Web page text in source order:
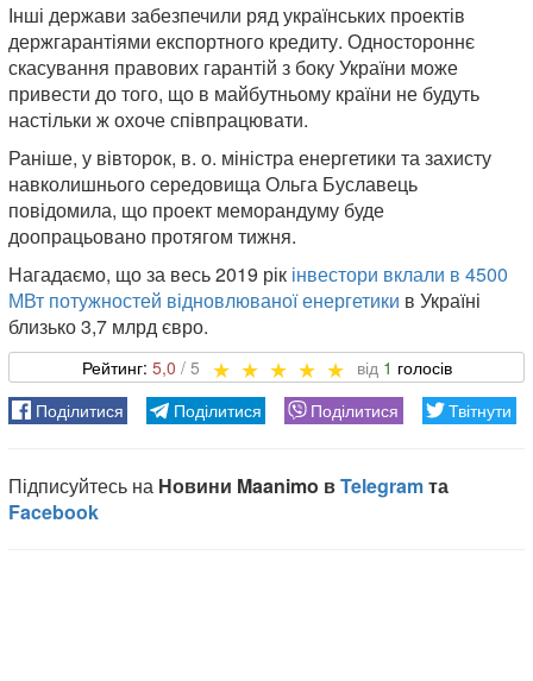
Інші держави забезпечили ряд українських проектів
держгарантіями експортного кредиту. Одностороннє
скасування правових гарантій з боку України може
привести до того, що в майбутньому країни не будуть
настільки ж охоче співпрацювати.
Раніше, у вівторок, в. о. міністра енергетики та захисту
навколишнього середовища Ольга Буславець
повідомила, що проект меморандуму буде
доопрацьовано протягом тижня.
Нагадаємо, що за весь 2019 рік інвестори вклали в 4500
МВт потужностей відновлюваної енергетики в Україні
близько 3,7 млрд євро.
5,0 1